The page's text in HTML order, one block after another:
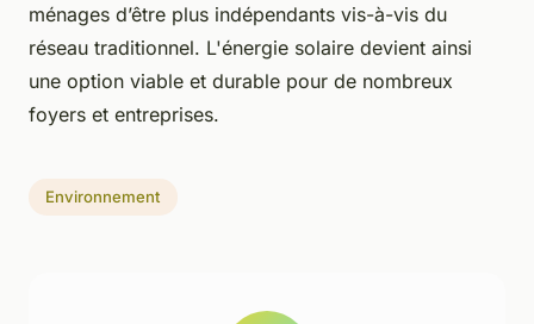
ménages d’être plus indépendants vis-à-vis du
réseau traditionnel. L'énergie solaire devient ainsi
une option viable et durable pour de nombreux
foyers et entreprises.
Environnement